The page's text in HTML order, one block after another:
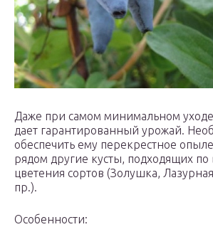
Даже при самом минимальном уходе
дает гарантированный урожай.
обеспечить ему перекрестное
рядом другие кусты, подходящих
цветения сортов (Золушка,
пр.).
Особенности: